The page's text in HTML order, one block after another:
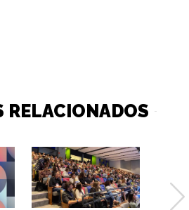
RELACIONADOS